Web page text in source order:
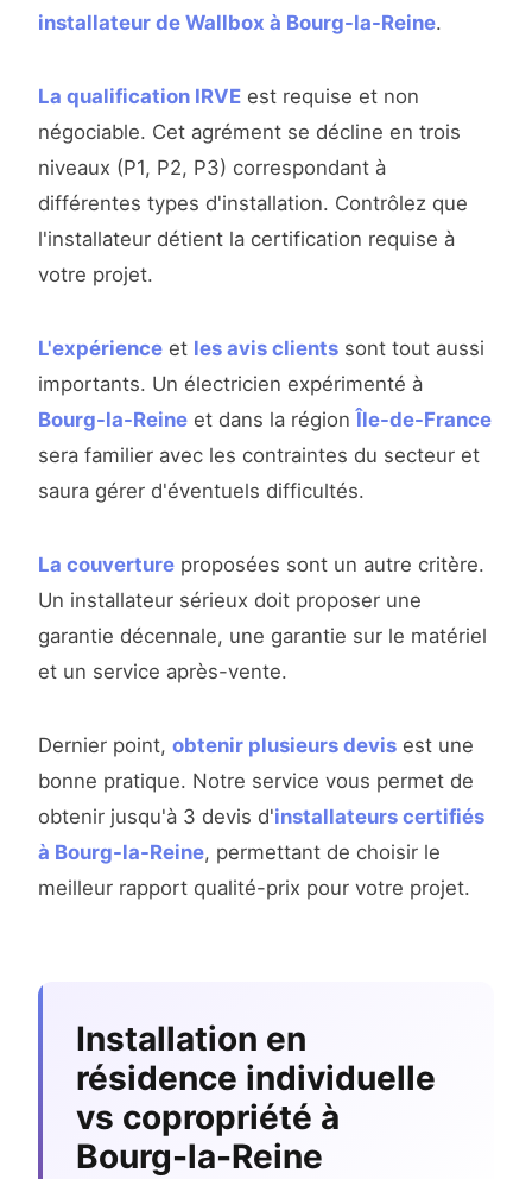
installateur de Wallbox à Bourg-la-Reine.
La qualification IRVE est requise et non
négociable. Cet agrément se décline en trois
niveaux (P1, P2, P3) correspondant à
différentes types d'installation. Contrôlez que
l'installateur détient la certification requise à
votre projet.
L'expérience et les avis clients sont tout aussi
importants. Un électricien expérimenté à
Bourg-la-Reine et dans la région Île-de-France
sera familier avec les contraintes du secteur et
saura gérer d'éventuels difficultés.
La couverture proposées sont un autre critère.
Un installateur sérieux doit proposer une
garantie décennale, une garantie sur le matériel
et un service après-vente.
Dernier point, obtenir plusieurs devis est une
bonne pratique. Notre service vous permet de
obtenir jusqu'à 3 devis d'installateurs certifiés
à Bourg-la-Reine, permettant de choisir le
meilleur rapport qualité-prix pour votre projet.
Installation en
résidence individuelle
vs copropriété à
Bourg-la-Reine